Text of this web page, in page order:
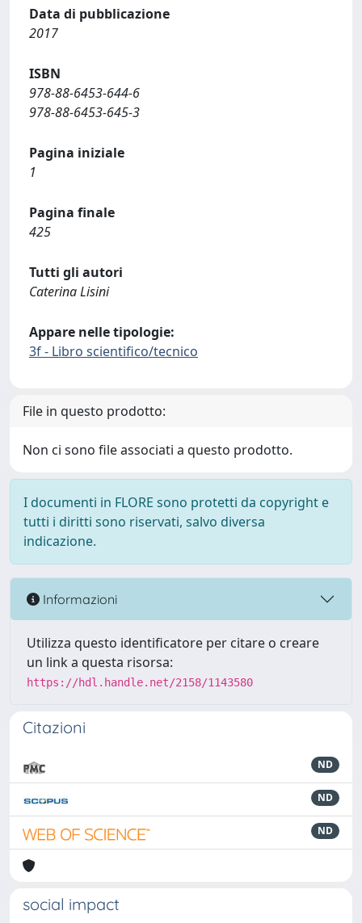
Data di pubblicazione
2017
ISBN
978-88-6453-644-6
978-88-6453-645-3
Pagina iniziale
1
Pagina finale
425
Tutti gli autori
Caterina Lisini
Appare nelle tipologie:
3f - Libro scientifico/tecnico
File in questo prodotto:
Non ci sono file associati a questo prodotto.
I documenti in FLORE sono protetti da copyright e
tutti i diritti sono riservati, salvo diversa
indicazione.
Informazioni
Utilizza questo identificatore per citare o creare
un link a questa risorsa:
https://hdl.handle.net/2158/1143580
Citazioni
ND
ND
ND
social impact